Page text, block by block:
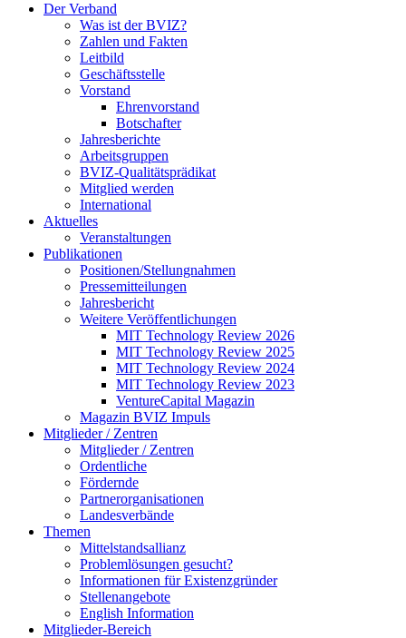
Der Verband
Was ist der BVIZ?
Zahlen und Fakten
Leitbild
Geschäftsstelle
Vorstand
Ehrenvorstand
Botschafter
Jahresberichte
Arbeitsgruppen
BVIZ-Qualitätsprädikat
Mitglied werden
International
Aktuelles
Veranstaltungen
Publikationen
Positionen/Stellungnahmen
Pressemitteilungen
Jahresbericht
Weitere Veröffentlichungen
MIT Technology Review 2026
MIT Technology Review 2025
MIT Technology Review 2024
MIT Technology Review 2023
VentureCapital Magazin
Magazin BVIZ Impuls
Mitglieder / Zentren
Mitglieder / Zentren
Ordentliche
Fördernde
Partnerorganisationen
Landesverbände
Themen
Mittelstandsallianz
Problemlösungen gesucht?
Informationen für Existenzgründer
Stellenangebote
English Information
Mitglieder-Bereich